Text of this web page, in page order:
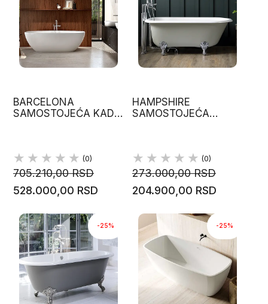
BARCELONA
SAMOSTOJEĆA KADA
(0)
705.210,00 RSD
528.000,00 RSD
HAMPSHIRE
SAMOSTOJEĆA
(0)
273.000,00 RSD
204.900,00 RSD
-25% -25%